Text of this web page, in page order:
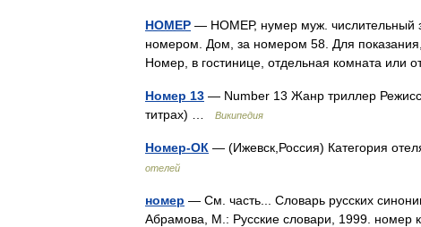
НОМЕР — НОМЕР, нумер муж. числительный
номером. Дом, за номером 58. Для показания,
Номер, в гостинице, отдельная комната или
Номер 13 — Number 13 Жанр триллер
титрах) …
Википедия
Номер-ОК — (Ижевск,Россия) Категория
отелей
номер — См. часть... Словарь русских
Абрамова, М.: Русские словари, 1999. номер